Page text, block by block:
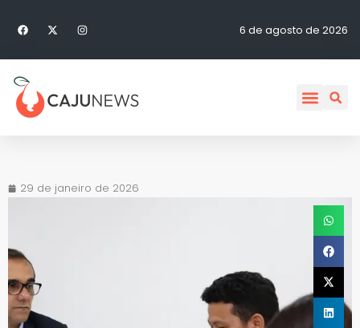
6 de agosto de 2026
29 de janeiro de 2026